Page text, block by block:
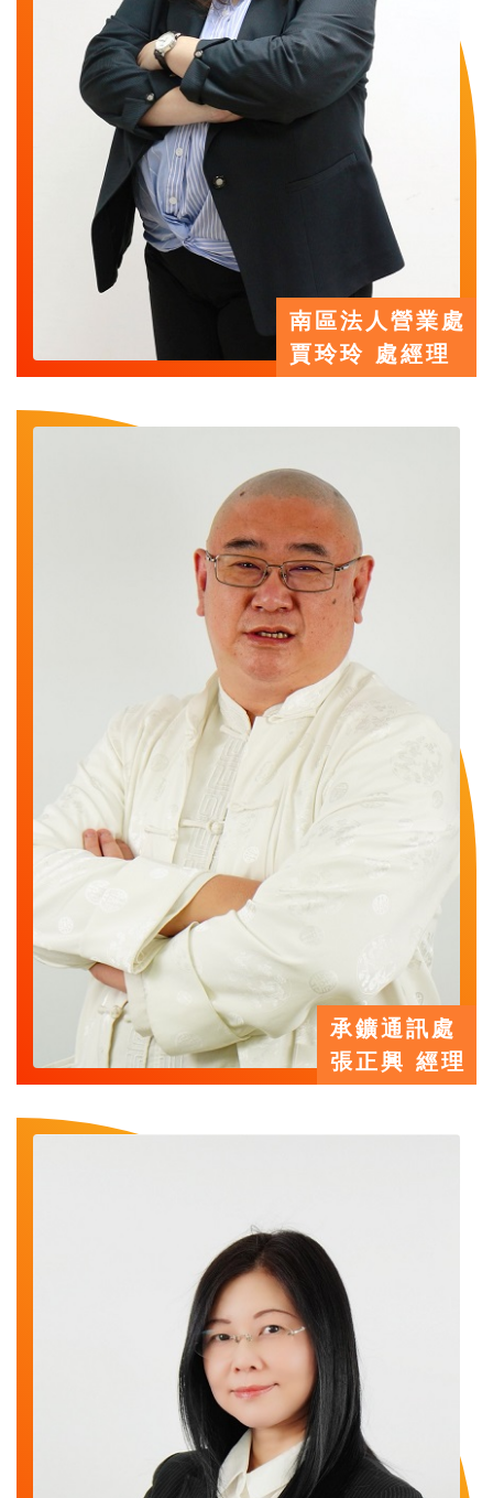
南區法人營業處
賈玲玲 處經理
承鑛通訊處
張正興 經理